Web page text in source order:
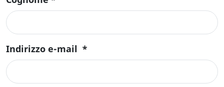
Indirizzo e-mail *